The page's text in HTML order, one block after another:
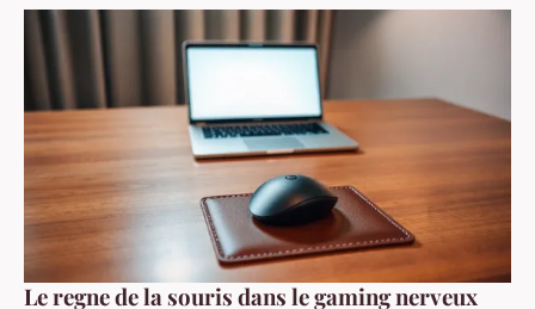
Le regne de la souris dans le gaming nerveux